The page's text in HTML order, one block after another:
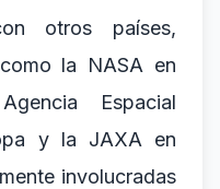
otros países,
la NASA en
Espacial
y la JAXA en
involucradas